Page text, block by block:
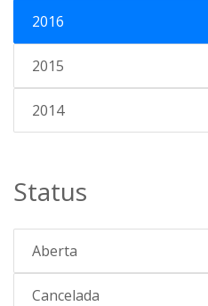
2016
2015
2014
Status
Aberta
Cancelada